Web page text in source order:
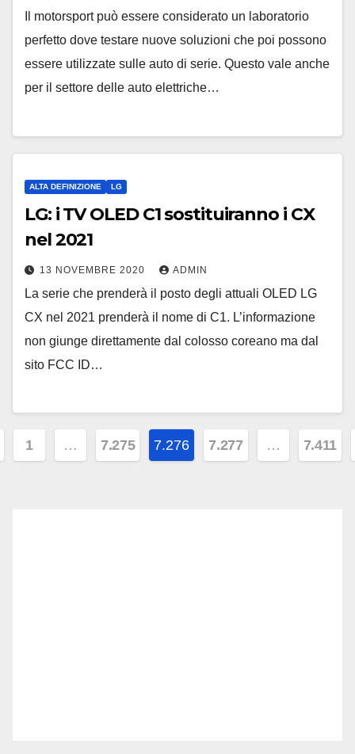
Il motorsport può essere considerato un laboratorio
perfetto dove testare nuove soluzioni che poi possono
essere utilizzate sulle auto di serie. Questo vale anche
per il settore delle auto elettriche…
ALTA DEFINIZIONE LG
LG: i TV OLED C1 sostituiranno i CX
nel 2021
13 NOVEMBRE 2020 ADMIN
La serie che prenderà il posto degli attuali OLED LG
CX nel 2021 prenderà il nome di C1. L’informazione
non giunge direttamente dal colosso coreano ma dal
sito FCC ID…
1 … 7.275 7.276 7.277 … 7.411